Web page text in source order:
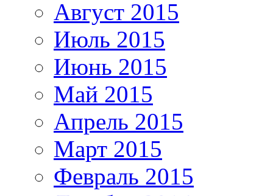
Август 2015
Июль 2015
Июнь 2015
Май 2015
Апрель 2015
Март 2015
Февраль 2015